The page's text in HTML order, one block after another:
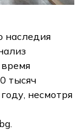
наследия
тысяч
несмотря